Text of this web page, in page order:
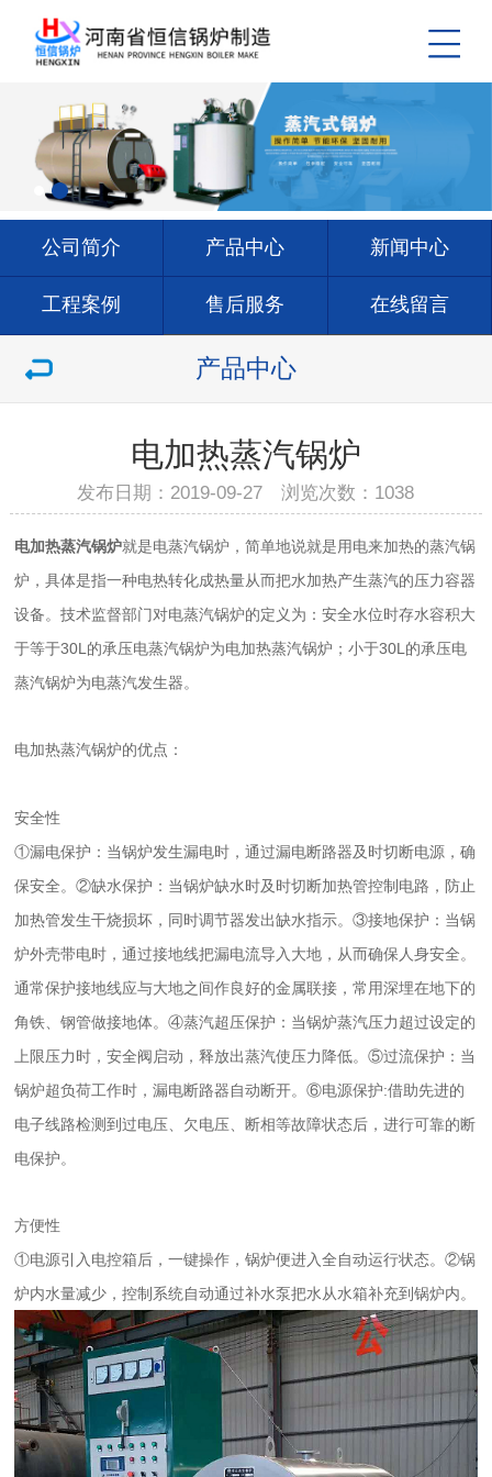
公司简介 产品中心 新闻中心
工程案例 售后服务 在线留言
联系我们 产品中心
电加热蒸汽锅炉
发布日期：2019-09-27 浏览次数： 1038
电加热蒸汽锅炉就是电蒸汽锅炉，简单地说就是用电来加热的蒸汽锅
炉，具体是指一种电热转化成热量从而把水加热产生蒸汽的压力容器
设备。技术监督部门对电蒸汽锅炉的定义为：安全水位时存水容积大
于等于30L的承压电蒸汽锅炉为电加热蒸汽锅炉；小于30L的承压电
蒸汽锅炉为电蒸汽发生器。
电加热蒸汽锅炉的优点：
安全性
①漏电保护：当锅炉发生漏电时，通过漏电断路器及时切断电源，确
保安全。②缺水保护：当锅炉缺水时及时切断加热管控制电路，防止
加热管发生干烧损坏，同时调节器发出缺水指示。③接地保护：当锅
炉外壳带电时，通过接地线把漏电流导入大地，从而确保人身安全。
通常保护接地线应与大地之间作良好的金属联接，常用深埋在地下的
角铁、钢管做接地体。④蒸汽超压保护：当锅炉蒸汽压力超过设定的
上限压力时，安全阀启动，释放出蒸汽使压力降低。⑤过流保护：当
锅炉超负荷工作时，漏电断路器自动断开。⑥电源保护:借助先进的
电子线路检测到过电压、欠电压、断相等故障状态后，进行可靠的断
电保护。
方便性
①电源引入电控箱后，一键操作，锅炉便进入全自动运行状态。②锅
炉内水量减少，控制系统自动通过补水泵把水从水箱补充到锅炉内。